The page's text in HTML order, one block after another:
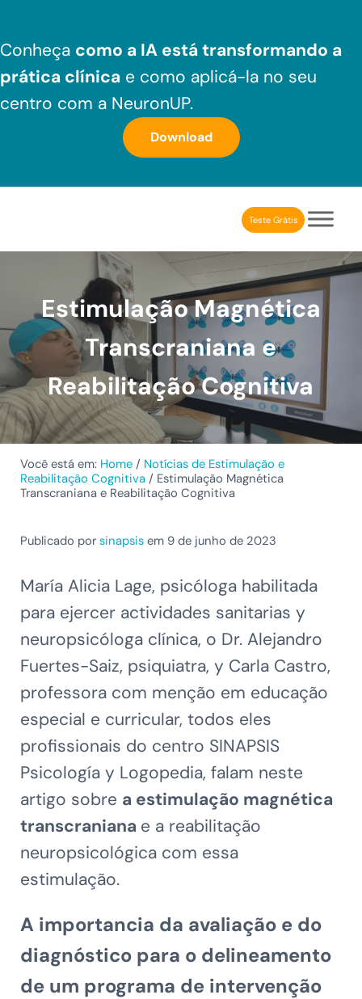
Conheça como a IA está transformando a
prática clínica e como aplicá-la no seu
centro com a NeuronUP.
Download
Aplicativo de estimulação cognitiva para profissionais
Teste Grátis
Estimulação Magnética
Transcraniana e
Reabilitação Cognitiva
Você está em: Home / Notícias de Estimulação e
Reabilitação Cognitiva / Estimulação Magnética
Transcraniana e Reabilitação Cognitiva
Publicado por sinapsisem 9 de junho de 2023
María Alicia Lage, psicóloga habilitada
para ejercer actividades sanitarias y
neuropsicóloga clínica, o Dr. Alejandro
Fuertes-Saiz, psiquiatra, y Carla Castro,
professora com menção em educação
especial e curricular, todos eles
profissionais do centro SINAPSIS
Psicología y Logopedia, falam neste
artigo sobre a estimulação magnética
transcraniana e a reabilitação
neuropsicológica com essa
estimulação.
A importancia da avaliação e do
diagnóstico para o delineamento
de um programa de intervenção